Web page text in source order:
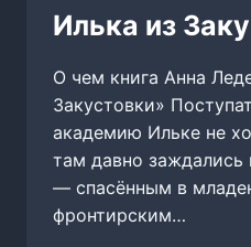
Илька из
О чем книга Анна
Закустовки»
академию Ильке не
там давно
— спасённым в
фронтирским…